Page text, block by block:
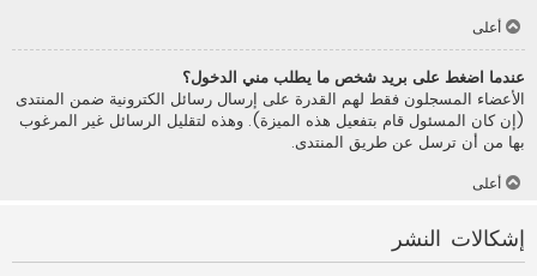
أعلى
عندما اضغط على بريد شخص ما يطلب مني الدخول؟
الأعضاء المسجلون فقط لهم القدرة على إرسال رسائل الكترونية ضمن المنتدى
(إن كان المسئول قام بتفعيل هذه الميزة). وهذه لتقليل الرسائل غير المرغوب
بها من أن ترسل عن طريق المنتدى.
أعلى
إشكالات النشر